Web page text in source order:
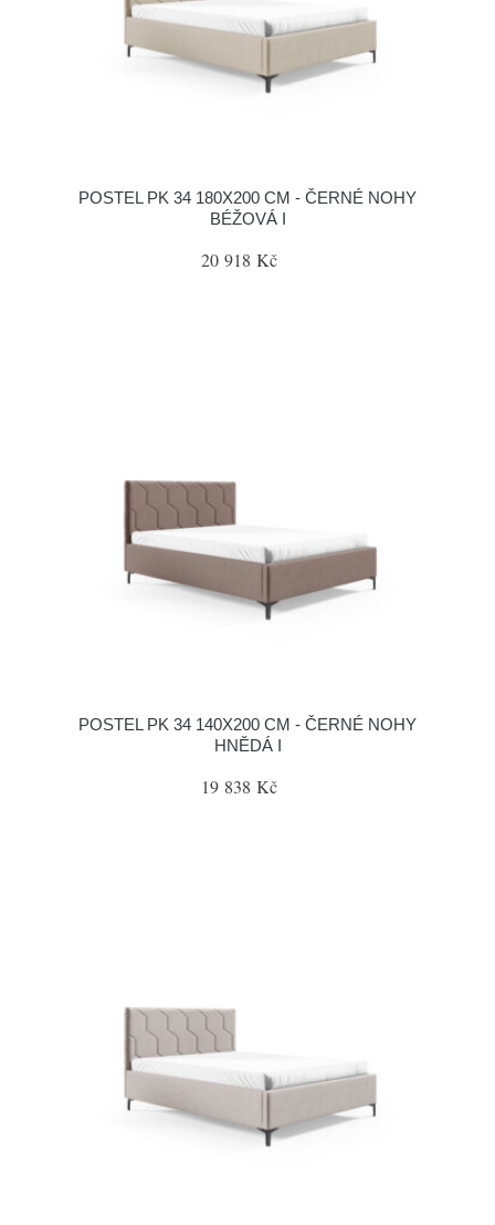
POSTEL PK 34 180X200 CM - ČERNÉ NOHY
BÉŽOVÁ I
20 918 Kč
POSTEL PK 34 140X200 CM - ČERNÉ NOHY
HNĚDÁ I
19 838 Kč